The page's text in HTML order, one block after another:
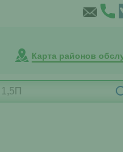
Карта районов